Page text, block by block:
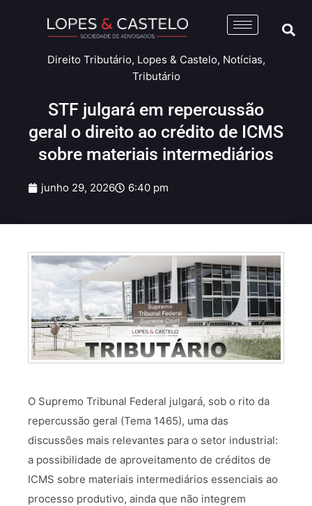
Direito Tributário, Lopes & Castelo, Notícias,
Tributário
STF julgará em repercussão
geral o direito ao crédito de ICMS
sobre materiais intermediários
junho 29, 2026 6:40 pm
O Supremo Tribunal Federal julgará, sob o rito da
repercussão geral (Tema 1465), uma das
discussões mais relevantes para o setor industrial:
a possibilidade de aproveitamento de créditos de
ICMS sobre materiais intermediários essenciais ao
processo produtivo, ainda que não integrem